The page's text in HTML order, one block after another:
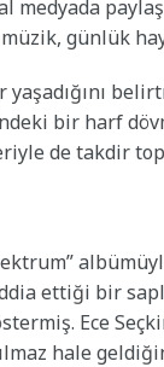
günlük
bir harf
de takdir
ettiği bir
Ece
hale